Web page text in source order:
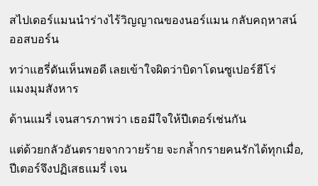
สไปเดอร์แมนนำร่างไร้วิญญาณของนอร์แมน กลับคฤหาสน์
ออสบอร์น
ทว่าแฮรี่ดันเห็นพอดี เลยเข้าใจผิดว่าบิดาโดนซูเปอร์ฮีโร่
แมงมุมสังหาร
ด้านแมรี่ เจนสารภาพว่า เธอมีใจให้ปีเตอร์เช่นกัน
แต่ด้วยกลัวอันตรายจากวายร้าย จะกล้ำกรายคนรักได้ทุกเมื่อ,
ปีเตอร์จึงปฏิเสธแมรี่ เจน